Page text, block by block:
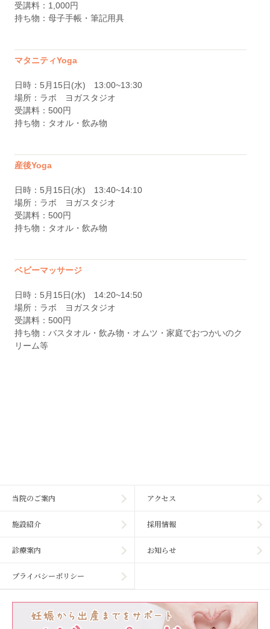
受講料：1,000円
持ち物：母子手帳・筆記用具
マタニティYoga
日時：5月15日(水) 13:00~13:30
場所：ラボ ヨガスタジオ
受講料：500円
持ち物：タオル・飲み物
産後Yoga
日時：5月15日(水) 13:40~14:10
場所：ラボ ヨガスタジオ
受講料：500円
持ち物：タオル・飲み物
ベビーマッサージ
日時：5月15日(水) 14:20~14:50
場所：ラボ ヨガスタジオ
受講料：500円
持ち物：バスタオル・飲み物・オムツ・家庭でおつかいのク
リーム等
当院のご案内
施設紹介
診療案内
プライバシーポリシー
アクセス
採用情報
お知らせ